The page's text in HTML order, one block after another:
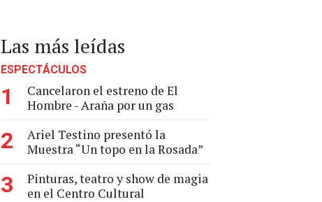
Las más leídas
ESPECTÁCULOS
1
Cancelaron el estreno de El
Hombre - Araña por un gas
2
Ariel Testino presentó la
Muestra “Un topo en la Rosada”
3
Pinturas, teatro y show de magia
en el Centro Cultural